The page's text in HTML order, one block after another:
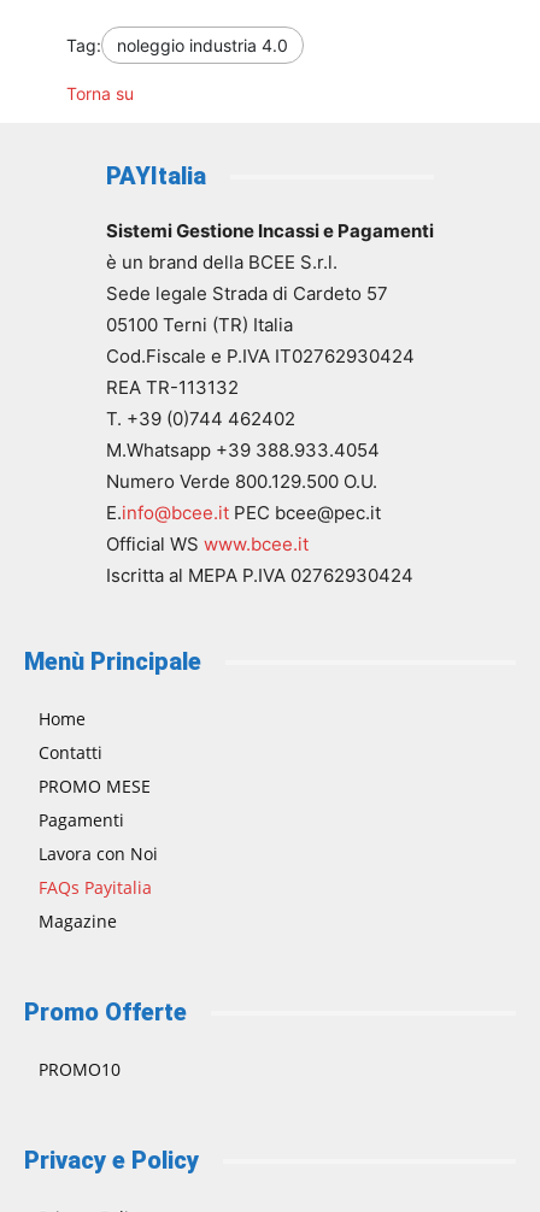
Tag: noleggio industria 4.0
Torna su
PAYItalia
Sistemi Gestione Incassi e Pagamenti
è un brand della BCEE S.r.l.
Sede legale Strada di Cardeto 57
05100 Terni (TR) Italia
Cod.Fiscale e P.IVA IT02762930424
REA TR-113132
T. +39 (0)744 462402
M.Whatsapp +39 388.933.4054
Numero Verde 800.129.500 O.U.
E.info@bcee.it PEC bcee@pec.it
Official WS www.bcee.it
Iscritta al MEPA P.IVA 02762930424
Menù Principale
Home
Contatti
PROMO MESE
Pagamenti
Lavora con Noi
FAQs Payitalia
Magazine
Promo Offerte
PROMO10
Privacy e Policy